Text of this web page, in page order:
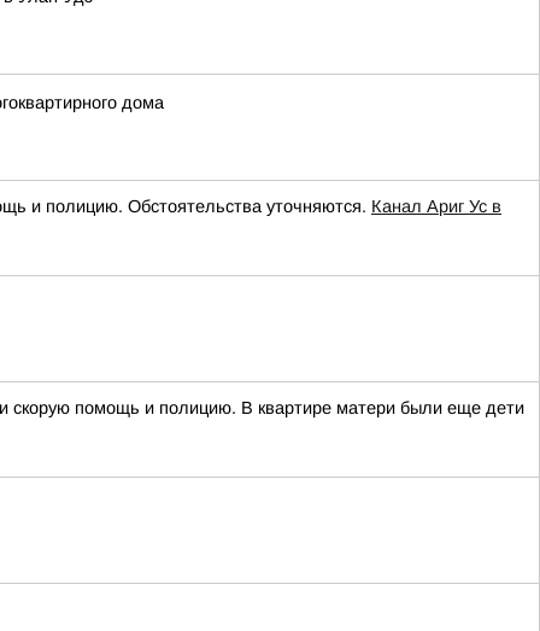
дома
и полицию. Обстоятельства уточняются. Канал Ариг Ус в
скорую помощь и полицию. В квартире матери были еще дети